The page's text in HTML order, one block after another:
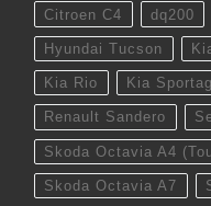
Citroen C4 dq200
Hyundai Tucson
Kia Rio Kia
Renault Sandero
Skoda Octavia A4
Skoda Octavia A7